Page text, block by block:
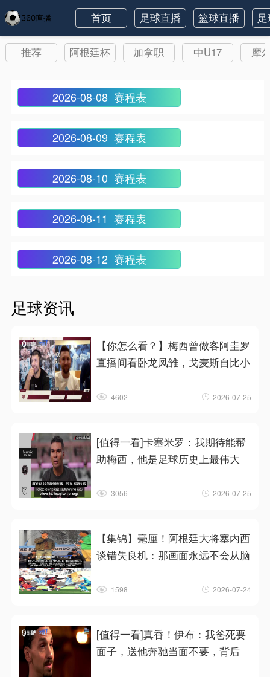
首页 足球直播 篮球直播
推荐 阿根廷杯 加拿职 中U17 摩
2026-08-08 赛程表
2026-08-09 赛程表
2026-08-10 赛程表
2026-08-11 赛程表
2026-08-12 赛程表
足球资讯
【你怎么看？】梅西曾做客阿圭罗
直播间看卧龙凤雏，戈麦斯自比小
4602 2026-07-25
[值得一看]卡塞米罗：我期待能帮
助梅西，他是足球历史上最伟大
3056 2026-07-25
【集锦】毫厘！阿根廷大将塞内西
谈错失良机：那画面永远不会从脑
1598 2026-07-24
[值得一看]真香！伊布：我爸死要
面子，送他奔驰当面不要，背后